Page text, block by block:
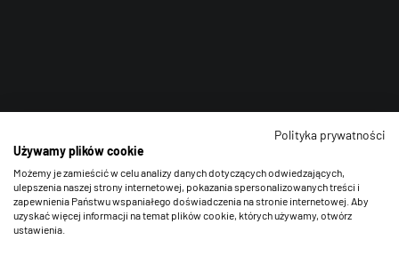
Polityka prywatności
Używamy plików cookie
Możemy je zamieścić w celu analizy danych dotyczących odwiedzających,
ulepszenia naszej strony internetowej, pokazania spersonalizowanych treści i
zapewnienia Państwu wspaniałego doświadczenia na stronie internetowej. Aby
uzyskać więcej informacji na temat plików cookie, których używamy, otwórz
ustawienia.